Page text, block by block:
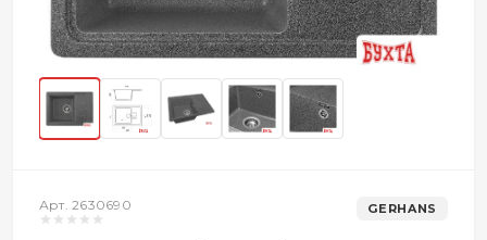
Арт. 2630690 GERHANS